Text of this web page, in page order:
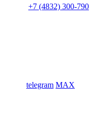
+7 (4832) 300-790
telegram MAX